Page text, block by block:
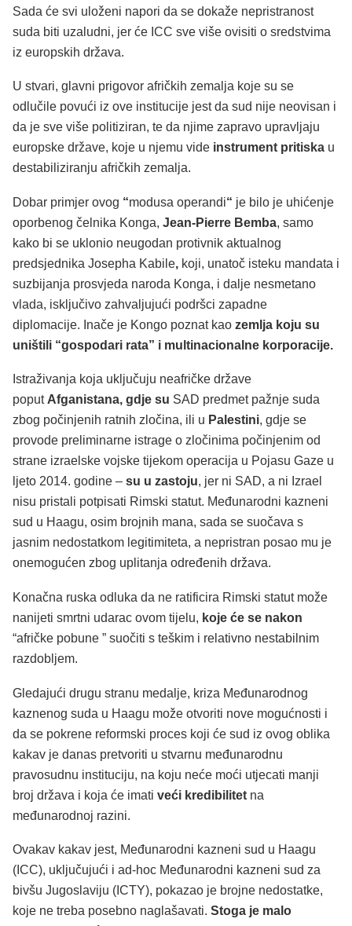
Sada će svi uloženi napori da se dokaže nepristranost
suda biti uzaludni, jer će ICC sve više ovisiti o sredstvima
iz europskih država.
U stvari, glavni prigovor afričkih zemalja koje su se
odlučile povući iz ove institucije jest da sud nije neovisan i
da je sve više politiziran, te da njime zapravo upravljaju
europske države, koje u njemu vide instrument pritiska u
destabiliziranju afričkih zemalja.
Dobar primjer ovog “modusa operandi“ je bilo je uhićenje
oporbenog čelnika Konga, Jean-Pierre Bemba, samo
kako bi se uklonio neugodan protivnik aktualnog
predsjednika Josepha Kabile, koji, unatoč isteku mandata i
suzbijanja prosvjeda naroda Konga, i dalje nesmetano
vlada, isključivo zahvaljujući podršci zapadne
diplomacije. Inače je Kongo poznat kao zemlja koju su
uništili “gospodari rata” i multinacionalne korporacije.
Istraživanja koja uključuju neafričke države
poput Afganistana, gdje su SAD predmet pažnje suda
zbog počinjenih ratnih zločina, ili u Palestini, gdje se
provode preliminarne istrage o zločinima počinjenim od
strane izraelske vojske tijekom operacija u Pojasu Gaze u
ljeto 2014. godine – su u zastoju, jer ni SAD, a ni Izrael
nisu pristali potpisati Rimski statut. Međunarodni kazneni
sud u Haagu, osim brojnih mana, sada se suočava s
jasnim nedostatkom legitimiteta, a nepristran posao mu je
onemogućen zbog uplitanja određenih država.
Konačna ruska odluka da ne ratificira Rimski statut može
nanijeti smrtni udarac ovom tijelu, koje će se nakon
“afričke pobune ” suočiti s teškim i relativno nestabilnim
razdobljem.
Gledajući drugu stranu medalje, kriza Međunarodnog
kaznenog suda u Haagu može otvoriti nove mogućnosti i
da se pokrene reformski proces koji će sud iz ovog oblika
kakav je danas pretvoriti u stvarnu međunarodnu
pravosudnu instituciju, na koju neće moći utjecati manji
broj država i koja će imati veći kredibilitet na
međunarodnoj razini.
Ovakav kakav jest, Međunarodni kazneni sud u Haagu
(ICC), uključujući i ad-hoc Međunarodni kazneni sud za
bivšu Jugoslaviju (ICTY), pokazao je brojne nedostatke,
koje ne treba posebno naglašavati. Stoga je malo